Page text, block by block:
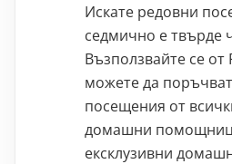
Искате редовни
седмично е твърде
Възползвайте се
можете да
посещения от
домашни
ексклузивни